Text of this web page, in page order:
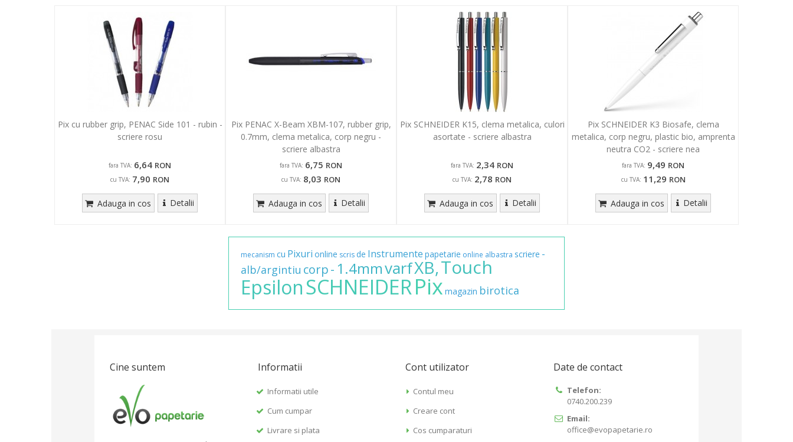
Pix cu rubber grip, PENAC Side 101 - rubin -
scriere rosu
fara TVA: 6,64 RON
cu TVA: 7,90 RON
Adauga in cos Detalii
Pix PENAC X-Beam XBM-107, rubber grip,
0.7mm, clema metalica, corp negru -
scriere albastra
fara TVA: 6,75 RON
cu TVA: 8,03 RON
Adauga in cos Detalii
Pix SCHNEIDER K15, clema metalica, culori
asortate - scriere albastra
fara TVA: 2,34 RON
cu TVA: 2,78 RON
Adauga in cos Detalii
Pix SCHNEIDER K3 Biosafe, clema
metalica, corp negru, plastic bio, amprenta
neutra CO2 - scriere nea
fara TVA: 9,49 RON
cu TVA: 11,29 RON
Adauga in cos Detalii
mecanism cu Pixuri online scrisde Instrumente papetarie online albastra scriere -
alb/argintiu corp- 1.4mmvarfXB,Touch
EpsilonSCHNEIDERPix magazin birotica
Cine suntem Informatii
Informatii utile
Cum cumpar
Livrare si plata
Cont utilizator
Contul meu
Creare cont
Cos cumparaturi
Date de contact
Telefon:
0740.200.239
Email:
office@evopapetarie.ro